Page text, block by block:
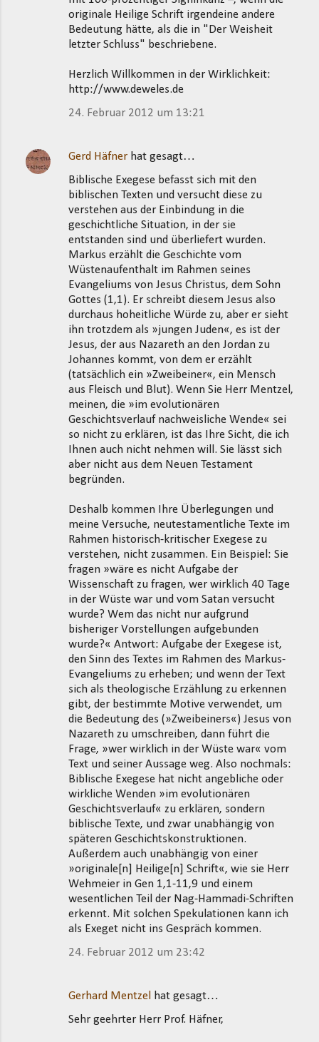
originale Heilige Schrift irgendeine andere
Bedeutung hätte, als die in "Der Weisheit
letzter Schluss" beschriebene.
Herzlich Willkommen in der Wirklichkeit:
http://www.deweles.de
24. Februar 2012 um 13:21
Gerd Häfner hat gesagt…
Biblische Exegese befasst sich mit den
biblischen Texten und versucht diese zu
verstehen aus der Einbindung in die
geschichtliche Situation, in der sie
entstanden sind und überliefert wurden.
Markus erzählt die Geschichte vom
Wüstenaufenthalt im Rahmen seines
Evangeliums von Jesus Christus, dem Sohn
Gottes (1,1). Er schreibt diesem Jesus also
durchaus hoheitliche Würde zu, aber er sieht
ihn trotzdem als »jungen Juden«, es ist der
Jesus, der aus Nazareth an den Jordan zu
Johannes kommt, von dem er erzählt
(tatsächlich ein »Zweibeiner«, ein Mensch
aus Fleisch und Blut). Wenn Sie Herr Mentzel,
meinen, die »im evolutionären
Geschichtsverlauf nachweisliche Wende« sei
so nicht zu erklären, ist das Ihre Sicht, die ich
Ihnen auch nicht nehmen will. Sie lässt sich
aber nicht aus dem Neuen Testament
begründen.
Deshalb kommen Ihre Überlegungen und
meine Versuche, neutestamentliche Texte im
Rahmen historisch-kritischer Exegese zu
verstehen, nicht zusammen. Ein Beispiel: Sie
fragen »wäre es nicht Aufgabe der
Wissenschaft zu fragen, wer wirklich 40 Tage
in der Wüste war und vom Satan versucht
wurde? Wem das nicht nur aufgrund
bisheriger Vorstellungen aufgebunden
wurde?« Antwort: Aufgabe der Exegese ist,
den Sinn des Textes im Rahmen des Markus-
Evangeliums zu erheben; und wenn der Text
sich als theologische Erzählung zu erkennen
gibt, der bestimmte Motive verwendet, um
die Bedeutung des (»Zweibeiners«) Jesus von
Nazareth zu umschreiben, dann führt die
Frage, »wer wirklich in der Wüste war« vom
Text und seiner Aussage weg. Also nochmals:
Biblische Exegese hat nicht angebliche oder
wirkliche Wenden »im evolutionären
Geschichtsverlauf« zu erklären, sondern
biblische Texte, und zwar unabhängig von
späteren Geschichtskonstruktionen.
Außerdem auch unabhängig von einer
»originale[n] Heilige[n] Schrift«, wie sie Herr
Wehmeier in Gen 1,1-11,9 und einem
wesentlichen Teil der Nag-Hammadi-Schriften
erkennt. Mit solchen Spekulationen kann ich
als Exeget nicht ins Gespräch kommen.
24. Februar 2012 um 23:42
Gerhard Mentzel
hat gesagt…
Sehr geehrter Herr Prof. Häfner,